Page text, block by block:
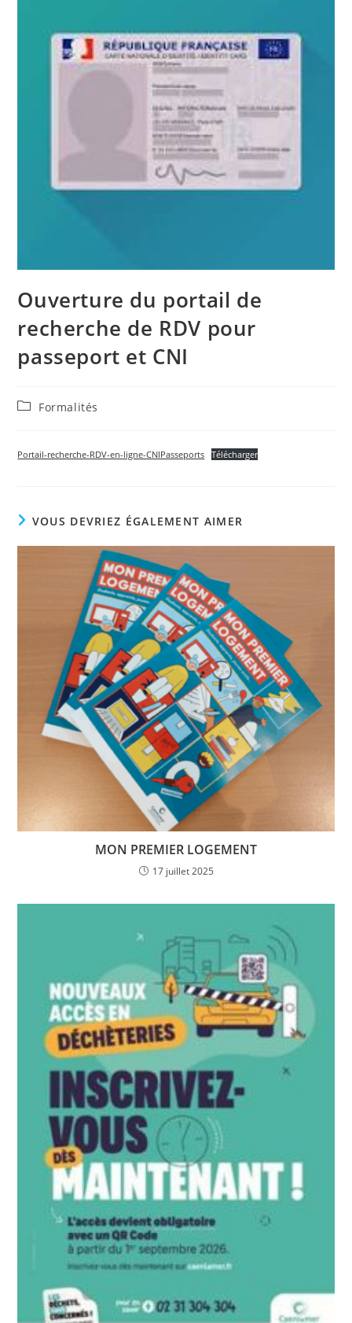
Ouverture du portail de
recherche de RDV pour
passeport et CNI
PostFormalités
Portail-recherche-RDV-en-ligne-CNIPasseports Télécharger
VOUS DEVRIEZ ÉGALEMENT AIMER
MON PREMIER LOGEMENT
17 juillet 2025